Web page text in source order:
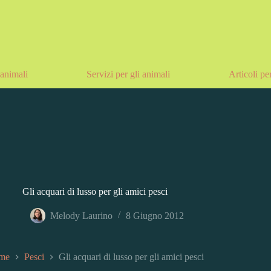
Servizi per gli animali Articoli
Gli acquari di lusso per gli amici pesci
Melody Laurino 8 Giugno 2012
Pesci Gli acquari di lusso per gli amici pesci